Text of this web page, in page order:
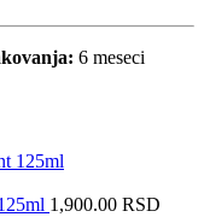
6 meseci
1,900.00 RSD